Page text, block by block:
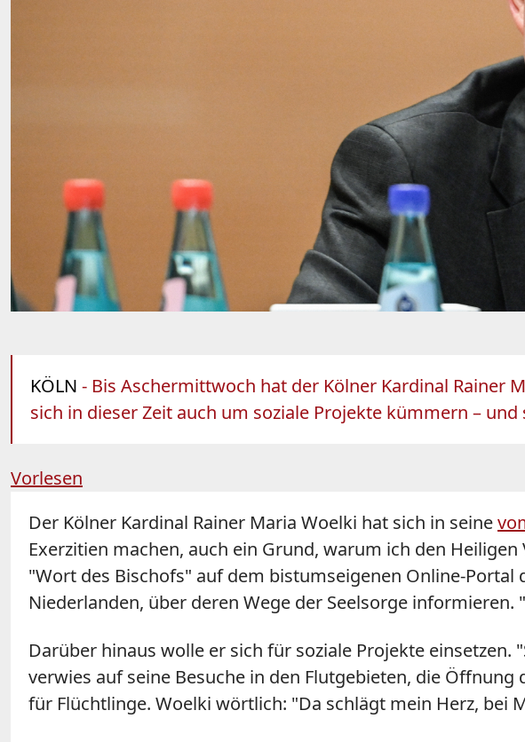
KÖLN - Bis Aschermittwoch hat der Kölner Kardinal Rainer
sich in dieser Zeit auch um soziale Projekte kümmern –
Vorlesen
Der Kölner Kardinal Rainer Maria Woelki hat sich in seine
Exerzitien machen, auch ein Grund, warum ich den
"Wort des Bischofs" auf dem bistumseigenen Online-
Niederlanden, über deren Wege der Seelsorge
Darüber hinaus wolle er sich für soziale Projekte
verwies auf seine Besuche in den Flutgebieten, die
für Flüchtlinge. Woelki wörtlich: "Da schlägt mein Herz, bei